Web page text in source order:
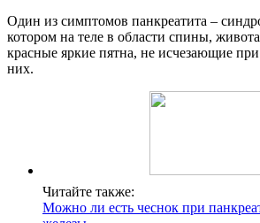
Один из симптомов панкреатита –
котором на теле в области спины,
красные яркие пятна, не исчезающие
них.
Читайте также:
Можно ли есть чеснок при